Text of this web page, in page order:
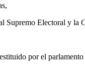
Supremo Electoral y la
por el parlamento